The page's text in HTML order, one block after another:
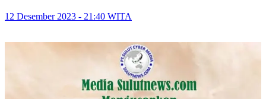
12 Desember 2023 - 21:40 WITA